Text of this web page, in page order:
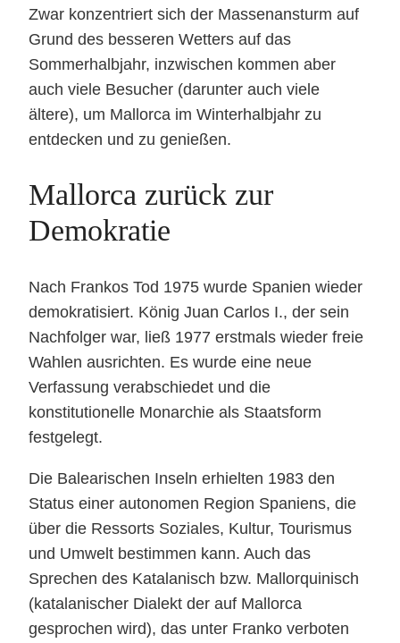
Zwar konzentriert sich der Massenansturm auf
Grund des besseren Wetters auf das
Sommerhalbjahr, inzwischen kommen aber
auch viele Besucher (darunter auch viele
ältere), um Mallorca im Winterhalbjahr zu
entdecken und zu genießen.
Mallorca zurück zur
Demokratie
Nach Frankos Tod 1975 wurde Spanien wieder
demokratisiert. König Juan Carlos I., der sein
Nachfolger war, ließ 1977 erstmals wieder freie
Wahlen ausrichten. Es wurde eine neue
Verfassung verabschiedet und die
konstitutionelle Monarchie als Staatsform
festgelegt.
Die Balearischen Inseln erhielten 1983 den
Status einer autonomen Region Spaniens, die
über die Ressorts Soziales, Kultur, Tourismus
und Umwelt bestimmen kann. Auch das
Sprechen des Katalanisch bzw. Mallorquinisch
(katalanischer Dialekt der auf Mallorca
gesprochen wird), das unter Franko verboten